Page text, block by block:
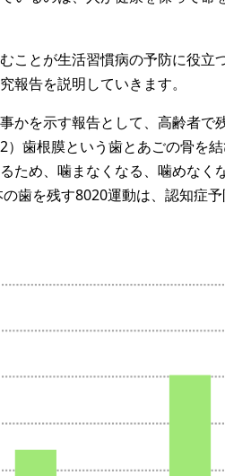
ことが生活習慣病の予防に役
報告を説明していきます。
かを示す報告として、高齢者
）歯根膜という歯とあごの骨を
ため、噛まなくなる、噛めな
歯を残す8020運動は、認知症予